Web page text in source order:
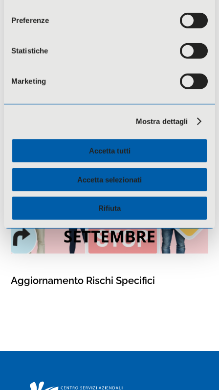
Preferenze
Statistiche
Marketing
Mostra dettagli
Accetta tutti
Accetta selezionati
Rifiuta
Aggiornamento Rischi Specifici